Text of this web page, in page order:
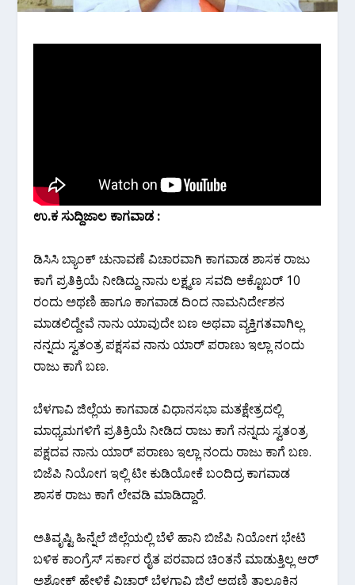
ಉ.ಕ ಸುದ್ದಿಜಾಲ ಕಾಗವಾಡ :
ಡಿಸಿಸಿ ಬ್ಯಾಂಕ್ ಚುನಾವಣೆ ವಿಚಾರವಾಗಿ ಕಾಗವಾಡ ಶಾಸಕ ರಾಜು
ಕಾಗೆ ಪ್ರತಿಕ್ರಿಯೆ ನೀಡಿದ್ದು ನಾನು ಲಕ್ಷ್ಮಣ ಸವದಿ ಅಕ್ಟೊಬರ್ 10
ರಂದು ಅಥಣಿ ಹಾಗೂ ಕಾಗವಾಡ ದಿಂದ ನಾಮನಿರ್ದೇಶನ
ಮಾಡಲಿದ್ದೇವೆ ನಾನು ಯಾವುದೇ ಬಣ ಅಥವಾ ವ್ಯಕ್ತಿಗತವಾಗಿಲ್ಲ
ನನ್ನದು ಸ್ವತಂತ್ರ ಪಕ್ಷಸವ ನಾನು ಯಾರ್ ಪರಾಣು ಇಲ್ಲಾ ನಂದು
ರಾಜು ಕಾಗೆ ಬಣ.
ಬೆಳಗಾವಿ ಜಿಲ್ಲೆಯ ಕಾಗವಾಡ ವಿಧಾನಸಭಾ ಮತಕ್ಷೇತ್ರದಲ್ಲಿ
ಮಾಧ್ಯಮಗಳಿಗೆ ಪ್ರತಿಕ್ರಿಯೆ ನೀಡಿದ ರಾಜು ಕಾಗೆ ನನ್ನದು ಸ್ವತಂತ್ರ
ಪಕ್ಷದವ ನಾನು ಯಾರ್ ಪರಾಣು ಇಲ್ಲಾ ನಂದು ರಾಜು ಕಾಗೆ ಬಣ.
ಬಿಜೆಪಿ ನಿಯೋಗ ಇಲ್ಲಿ ಟೀ ಕುಡಿಯೋಕೆ ಬಂದಿದ್ರ ಕಾಗವಾಡ
ಶಾಸಕ ರಾಜು ಕಾಗೆ ಲೇವಡಿ ಮಾಡಿದ್ದಾರೆ.
ಅತಿವೃಷ್ಟಿ ಹಿನ್ನೆಲೆ ಜಿಲ್ಲೆಯಲ್ಲಿ ಬೆಳೆ ಹಾನಿ ಬಿಜೆಪಿ ನಿಯೋಗ ಭೇಟಿ
ಬಳಿಕ ಕಾಂಗ್ರೆಸ್ ಸರ್ಕಾರ ರೈತ ಪರವಾದ ಚಿಂತನೆ ಮಾಡುತ್ತಿಲ್ಲ ಆರ್
ಅಶೋಕ್ ಹೇಳಿಕೆ ವಿಚಾರ್ ಬೆಳಗಾವಿ ಜಿಲ್ಲೆ ಅಥಣಿ ತಾಲೂಕಿನ